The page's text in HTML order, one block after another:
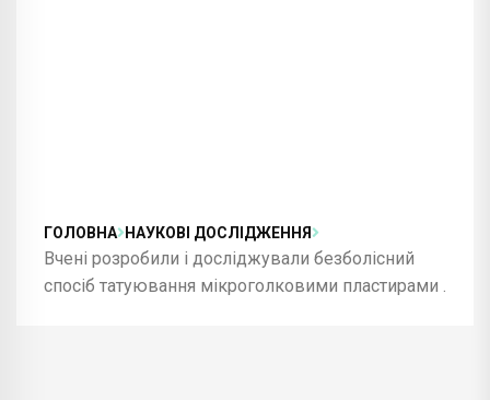
ГОЛОВНА НАУКОВІ ДОСЛІДЖЕННЯ
Вчені розробили і досліджували безболісний
спосіб татуювання мікроголковими пластирами .